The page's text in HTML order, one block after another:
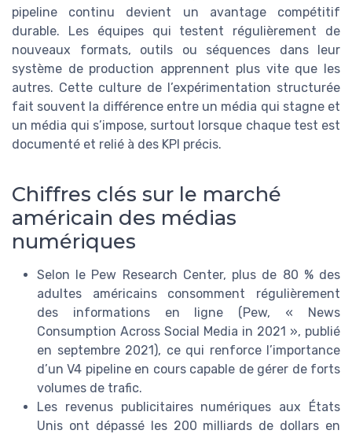
pipeline continu devient un avantage compétitif
durable. Les équipes qui testent régulièrement de
nouveaux formats, outils ou séquences dans leur
système de production apprennent plus vite que les
autres. Cette culture de l’expérimentation structurée
fait souvent la différence entre un média qui stagne et
un média qui s’impose, surtout lorsque chaque test est
documenté et relié à des KPI précis.
Chiffres clés sur le marché
américain des médias
numériques
Selon le Pew Research Center, plus de 80 % des
adultes américains consomment régulièrement
des informations en ligne (Pew, « News
Consumption Across Social Media in 2021 », publié
en septembre 2021), ce qui renforce l’importance
d’un V4 pipeline en cours capable de gérer de forts
volumes de trafic.
Les revenus publicitaires numériques aux États
Unis ont dépassé les 200 milliards de dollars en